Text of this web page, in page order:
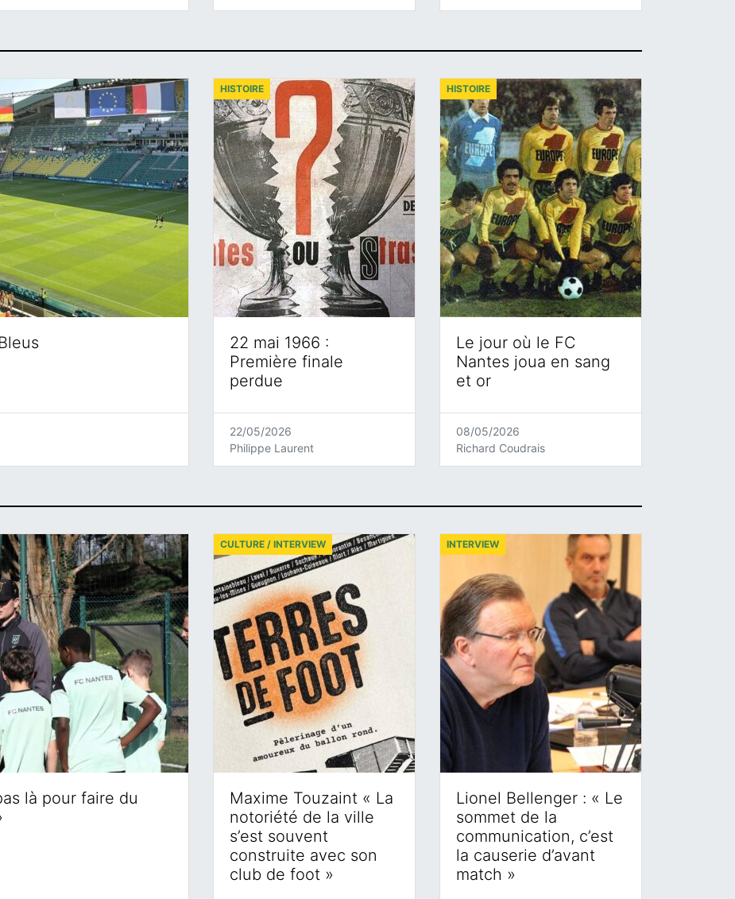
22 mai 1966 :
Première finale
perdue
HISTOIRE
22/05/2026
Philippe Laurent
Le jour où le FC
Nantes joua en sang
et or
HISTOIRE
08/05/2026
Richard Coudrais
là pour faire du
Maxime Touzaint « La
notoriété de la ville
s’est souvent
construite avec son
club de foot »
CULTURE / INTERVIEW
Lionel Bellenger : « Le
sommet de la
communication, c’est
la causerie d’avant
match »
INTERVIEW